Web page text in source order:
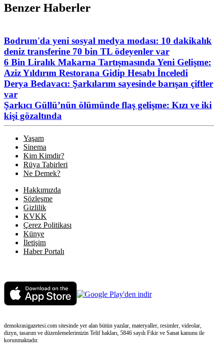
Benzer Haberler
Bodrum'da yeni sosyal medya modası: 10 dakikalık
deniz transferine 70 bin TL ödeyenler var
6 Bin Liralık Makarna Tartışmasında Yeni Gelişme:
Aziz Yıldırım Restorana Gidip Hesabı İnceledi
Derya Bedavacı: Şarkılarım sayesinde barışan çiftler
var
Şarkıcı Güllü’nün ölümünde flaş gelişme: Kızı ve iki
kişi gözaltında
Yaşam
Sinema
Kim Kimdir?
Rüya Tabirleri
Ne Demek?
Hakkımızda
Sözleşme
Gizlilik
KVKK
Çerez Politikası
Künye
İletişim
Haber Portalı
demokrasigazetesi.com sitesinde yer alan bütün yazılar, materyaller, resimler, videolar,
dizyn, tasarım ve düzenlemelerimizin Telif hakları, 5846 sayılı Fikir ve Sanat kanunu ile
korunmaktadır.